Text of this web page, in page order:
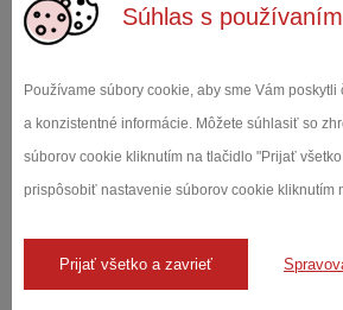
Súhlas s
Používame súbory cookie, aby sme Vám
a konzistentné informácie. Môžete súhlasiť so
súborov cookie kliknutím na tlačidlo "Prijať
prispôsobiť nastavenie súborov cookie kliknutím
Prijať všetko a zavrieť